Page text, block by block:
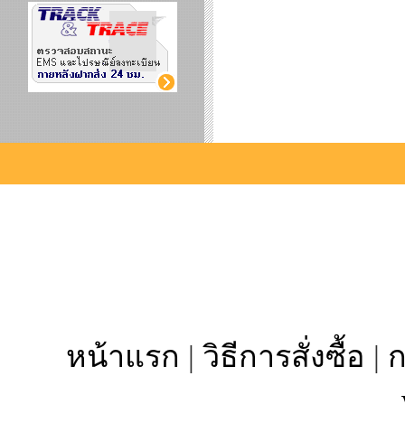
หน้าแรก | วิธีการสั่งซื้อ |